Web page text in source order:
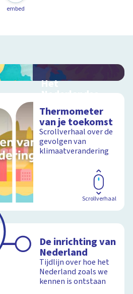
embed
Het
Nederlandse
landschap
Interactieve
schoolplaat over de
grondsoorten in
Nederland
Schoolplaat
Thermometer
van je toekomst
Scrollverhaal over de
gevolgen van
klimaatverandering
Scrollverhaal
De inrichting van
Nederland
Tijdlijn over hoe het
Nederland zoals we
kennen is ontstaan